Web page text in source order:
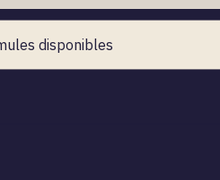
disponibles